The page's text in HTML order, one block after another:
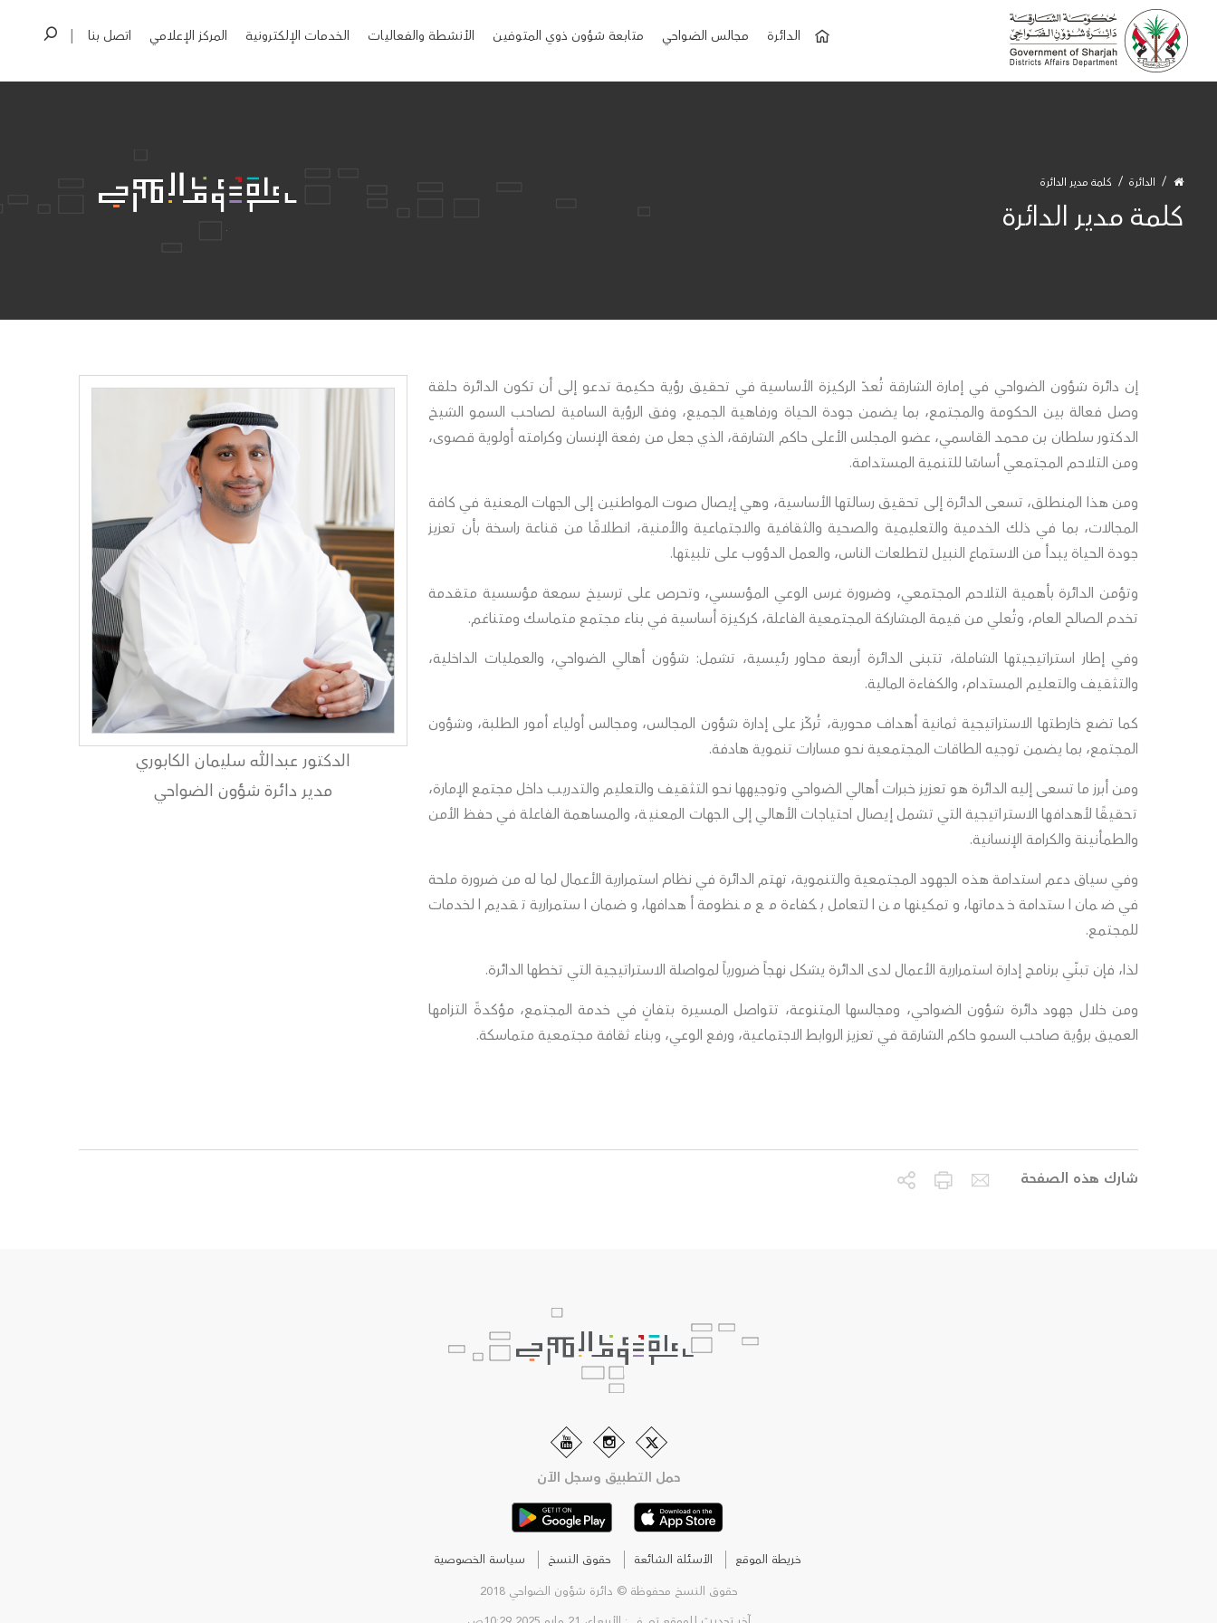
الدائرة مجالس الضواحي متابعة شؤون ذوي المتوفين الأنشطة والفعاليات الخدمات الإلكترونية المركز الإعلامي اتصل بنا
الدائرة كلمة مدير الدائرة
كلمة مدير الدائرة
الدكتور عبدالله سليمان الكابوري
مدير دائرة شؤون الضواحي
إن دائرة شؤون الضواحي في إمارة الشارقة تُعدّ الركيزة الأساسية في تحقيق رؤية حكيمة تدعو إلى أن تكون الدائرة حلقة
وصل فعالة بين الحكومة والمجتمع، بما يضمن جودة الحياة ورفاهية الجميع، وفق الرؤية السامية لصاحب السمو الشيخ
الدكتور سلطان بن محمد القاسمي، عضو المجلس الأعلى حاكم الشارقة، الذي جعل من رفعة الإنسان وكرامته أولوية قصوى،
ومن التلاحم المجتمعي أساسًا للتنمية المستدامة.
ومن هذا المنطلق، تسعى الدائرة إلى تحقيق رسالتها الأساسية، وهي إيصال صوت المواطنين إلى الجهات المعنية في كافة
المجالات، بما في ذلك الخدمية والتعليمية والصحية والثقافية والاجتماعية والأمنية، انطلاقًا من قناعة راسخة بأن تعزيز
جودة الحياة يبدأ من الاستماع النبيل لتطلعات الناس، والعمل الدؤوب على تلبيتها.
وتؤمن الدائرة بأهمية التلاحم المجتمعي، وضرورة غرس الوعي المؤسسي، وتحرص على ترسيخ سمعة مؤسسية متقدمة
تخدم الصالح العام، وتُعلي من قيمة المشاركة المجتمعية الفاعلة، كركيزة أساسية في بناء مجتمع متماسك ومتناغم.
وفي إطار استراتيجيتها الشاملة، تتبنى الدائرة أربعة محاور رئيسية، تشمل: شؤون أهالي الضواحي، والعمليات الداخلية،
والتثقيف والتعليم المستدام، والكفاءة المالية.
كما تضع خارطتها الاستراتيجية ثمانية أهداف محورية، تُركّز على إدارة شؤون المجالس، ومجالس أولياء أمور الطلبة، وشؤون
المجتمع، بما يضمن توجيه الطاقات المجتمعية نحو مسارات تنموية هادفة.
ومن أبرز ما تسعى إليه الدائرة هو تعزيز خبرات أهالي الضواحي وتوجيهها نحو التثقيف والتعليم والتدريب داخل مجتمع الإمارة،
تحقيقًا لأهدافها الاستراتيجية التي تشمل إيصال احتياجات الأهالي إلى الجهات المعنية، والمساهمة الفاعلة في حفظ الأمن
والطمأنينة والكرامة الإنسانية.
وفي سياق دعم استدامة هذه الجهود المجتمعية والتنموية، تهتم الدائرة في نظام استمرارية الأعمال لما له من ضرورة ملحة
في ضمان استدامة خدماتها، وتمكينها من التعامل بكفاءة مع منظومة أهدافها، وضمان استمرارية تقديم الخدمات
للمجتمع.
لذا، فإن تبنّي برنامج إدارة استمرارية الأعمال لدى الدائرة يشكل نهجاً ضرورياً لمواصلة الاستراتيجية التي تخطها الدائرة.
ومن خلال جهود دائرة شؤون الضواحي، ومجالسها المتنوعة، تتواصل المسيرة بتفانٍ في خدمة المجتمع، مؤكدةً التزامها
العميق برؤية صاحب السمو حاكم الشارقة في تعزيز الروابط الاجتماعية، ورفع الوعي، وبناء ثقافة مجتمعية متماسكة.
شارك هذه الصفحة
حمل التطبيق وسجل الآن
خريطة الموقع الأسئلة الشائعة حقوق النسخ
سياسة الخصوصية
حقوق النسخ محفوظة © دائرة شؤون الضواحي 2018